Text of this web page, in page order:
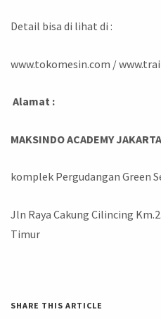
Detail bisa di lihat di :
www.tokomesin.com /
Alamat :
MAKSINDO ACADEMY JAKARTA
komplek Pergudangan Green
Jln Raya Cakung Cilincing
Timur
SHARE THIS ARTICLE